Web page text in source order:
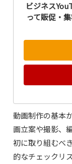
ビジネス
って販促・
動画制作の基本
画立案や撮影、
初に取り組むべ
的なチェックリ